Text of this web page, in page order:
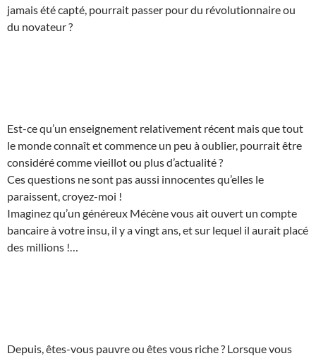
jamais été capté, pourrait passer pour du révolutionnaire ou
du novateur ?
Est-ce qu’un enseignement relativement récent mais que tout
le monde connaît et commence un peu à oublier, pourrait être
considéré comme vieillot ou plus d’actualité ?
Ces questions ne sont pas aussi innocentes qu’elles le
paraissent, croyez-moi !
Imaginez qu’un généreux Mécène vous ait ouvert un compte
bancaire à votre insu, il y a vingt ans, et sur lequel il aurait placé
des millions !…
Depuis, êtes-vous pauvre ou êtes vous riche ? Lorsque vous